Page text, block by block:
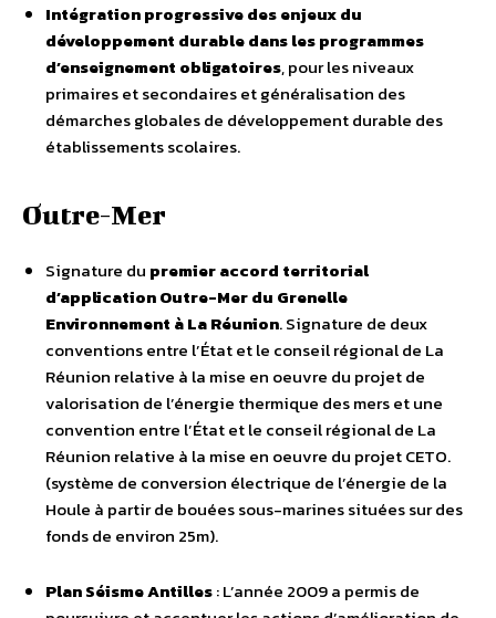
Intégration progressive des enjeux du
développement durable dans les programmes
d’enseignement obligatoires, pour les niveaux
primaires et secondaires et généralisation des
démarches globales de développement durable des
établissements scolaires.
Outre-Mer
Signature du premier accord territorial
d’application Outre-Mer du Grenelle
Environnement à La Réunion. Signature de deux
conventions entre l’État et le conseil régional de La
Réunion relative à la mise en oeuvre du projet de
valorisation de l’énergie thermique des mers et une
convention entre l’État et le conseil régional de La
Réunion relative à la mise en oeuvre du projet CETO.
(système de conversion électrique de l’énergie de la
Houle à partir de bouées sous-marines situées sur des
fonds de environ 25m).
Plan Séisme Antilles: L’année 2009 a permis de